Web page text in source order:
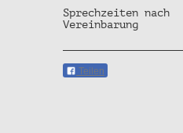
Sprechzeiten nach
Vereinbarung
Teilen